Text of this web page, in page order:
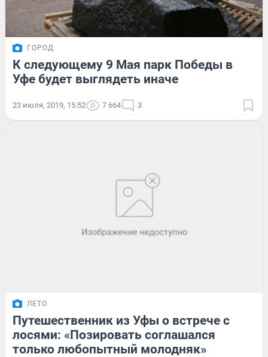
ГОРОД
К следующему 9 Мая парк Победы в
Уфе будет выглядеть иначе
23 июля, 2019, 15:52 7 664 3
ЛЕТО
Путешественник из Уфы о встрече с
лосями: «Позировать соглашался
только любопытный молодняк»